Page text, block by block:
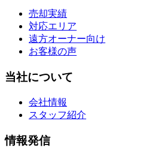
売却実績
対応エリア
遠方オーナー向け
お客様の声
当社について
会社情報
スタッフ紹介
情報発信